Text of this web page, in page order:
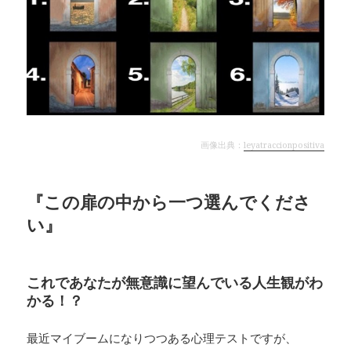
画像出典： leyatraccionpositiva
『この扉の中から一つ選んでくださ
い』
これであなたが無意識に望んでいる人生観がわ
かる！？
最近マイブームになりつつある心理テストですが、